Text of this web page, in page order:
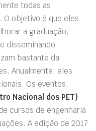
todas as
O objetivo é que eles
a graduação,
disseminando
bastante da
Anualmente, eles
Os eventos,
Nacional dos PET)
cursos de engenharia
A edição de 2017